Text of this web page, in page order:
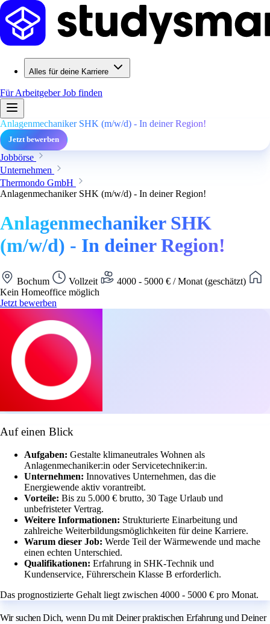
Alles für deine Karriere
Für ArbeitgeberJob finden
Anlagenmechaniker SHK (m/w/d) - In deiner Region!
Jetzt bewerben
Jobbörse
Unternehmen
Thermondo GmbH
Anlagenmechaniker SHK (m/w/d) - In deiner Region!
Anlagenmechaniker SHK
(m/w/d) - In deiner Region!
Bochum Vollzeit
4000 - 5000 € / Monat (geschätzt)
Kein Homeoffice möglich
Jetzt bewerben
Auf einen Blick
Aufgaben: Gestalte klimaneutrales Wohnen als
Anlagenmechaniker:in oder Servicetechniker:in.
Unternehmen: Innovatives Unternehmen, das die
Energiewende aktiv vorantreibt.
Vorteile: Bis zu 5.000 € brutto, 30 Tage Urlaub und
unbefristeter Vertrag.
Weitere Informationen: Strukturierte Einarbeitung und
zahlreiche Weiterbildungsmöglichkeiten für deine Karriere.
Warum dieser Job: Werde Teil der Wärmewende und mache
einen echten Unterschied.
Qualifikationen: Erfahrung in SHK-Technik und
Kundenservice, Führerschein Klasse B erforderlich.
Das prognostizierte Gehalt liegt zwischen 4000 - 5000 € pro Monat.
Wir suchen Dich, wenn Du mit Deiner praktischen Erfahrung und Deiner